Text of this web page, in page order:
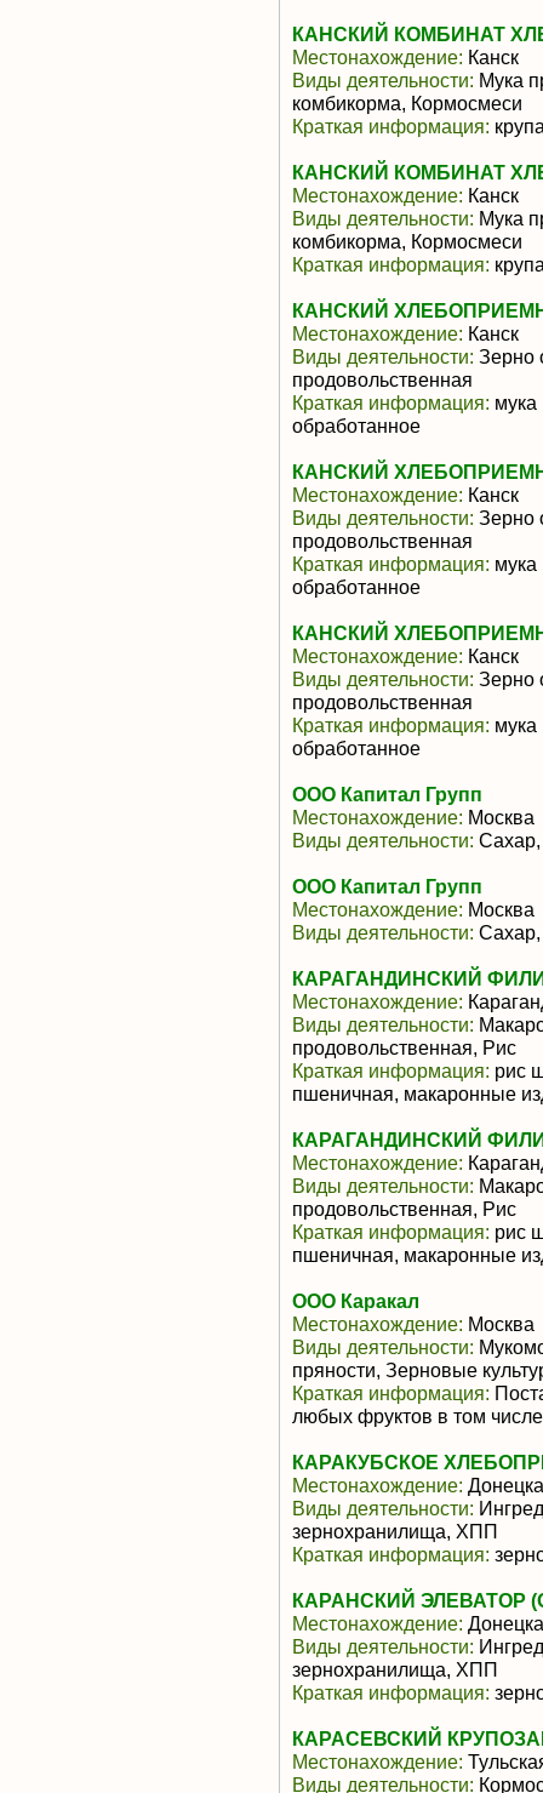
КАНСКИЙ КОМБИНАТ
Местонахождение: Канск
Виды деятельности: Мука
комбикорма, Кормосмеси
Краткая информация:
КАНСКИЙ КОМБИНАТ
Местонахождение: Канск
Виды деятельности: Мука
комбикорма, Кормосмеси
Краткая информация:
КАНСКИЙ
Местонахождение: Канск
Виды деятельности: Зерно
продовольственная
Краткая информация: мука
обработанное
КАНСКИЙ
Местонахождение: Канск
Виды деятельности: Зерно
продовольственная
Краткая информация: мука
обработанное
КАНСКИЙ
Местонахождение: Канск
Виды деятельности: Зерно
продовольственная
Краткая информация: мука
обработанное
ООО Капитал Групп
Местонахождение: Москва
Виды деятельности: Сахар,
ООО Капитал Групп
Местонахождение: Москва
Виды деятельности: Сахар,
КАРАГАНДИНСКИЙ
Местонахождение:
Виды деятельности:
продовольственная, Рис
Краткая информация: рис
пшеничная, макаронные
КАРАГАНДИНСКИЙ
Местонахождение:
Виды деятельности:
продовольственная, Рис
Краткая информация: рис
пшеничная, макаронные
ООО Каракал
Местонахождение: Москва
Виды деятельности:
пряности, Зерновые
Краткая информация:
любых фруктов в том
КАРАКУБСКОЕ
Местонахождение:
Виды деятельности:
зернохранилища, ХПП
Краткая информация:
КАРАНСКИЙ ЭЛЕВАТОР
Местонахождение:
Виды деятельности:
зернохранилища, ХПП
Краткая информация:
КАРАСЕВСКИЙ
Местонахождение:
Виды деятельности: